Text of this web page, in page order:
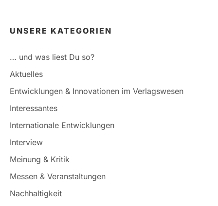
UNSERE KATEGORIEN
… und was liest Du so?
Aktuelles
Entwicklungen & Innovationen im Verlagswesen
Interessantes
Internationale Entwicklungen
Interview
Meinung & Kritik
Messen & Veranstaltungen
Nachhaltigkeit